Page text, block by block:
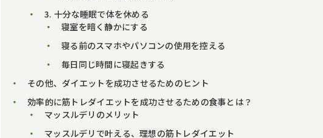
3. 十分な睡眠で体を休める
寝室を暗く静かにする
寝る前のスマホやパソコンの使用を控える
毎日同じ時間に寝起きする
その他、ダイエットを成功させるためのヒント
効率的に筋トレダイエットを成功させるための食事とは？
マッスルデリのメリット
マッスルデリで叶える、理想の筋トレダイエット